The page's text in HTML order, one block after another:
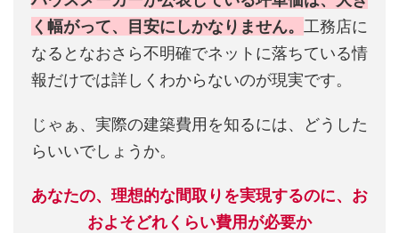
く幅がって、目安にしかなりません。 工務店に
なるとなおさら不明確でネットに落ちている情
報だけでは詳しくわからないのが現実です。
じゃぁ、実際の建築費用を知るには、どうした
らいいでしょうか。
あなたの、理想的な間取りを実現するのに、お
およそどれくらい費用が必要か